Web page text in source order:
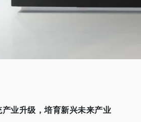
产业升级，培育新兴未来产业